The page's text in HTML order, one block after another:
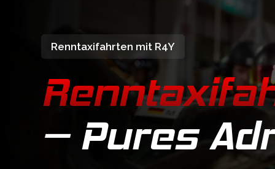
Renntaxifahrten mit R4Y
– Pures